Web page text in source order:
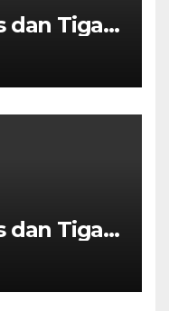
dan Tiga
Warga
dan Tiga
Warga